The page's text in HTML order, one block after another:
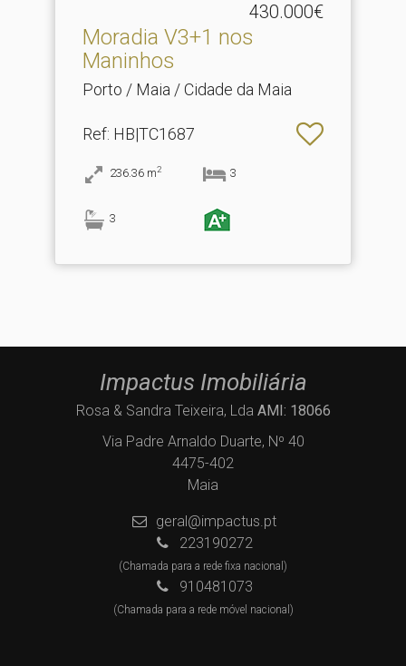
430.000€
Moradia V3+1 nos
Maninhos
Porto / Maia / Cidade da Maia
Ref: HB|TC1687
236.36 m2 3
3
Impactus Imobiliária
Rosa & Sandra Teixeira, Lda AMI: 18066
Via Padre Arnaldo Duarte, Nº 40
4475-402
Maia
geral@impactus.pt
223190272
(Chamada para a rede fixa nacional)
910481073
(Chamada para a rede móvel nacional)